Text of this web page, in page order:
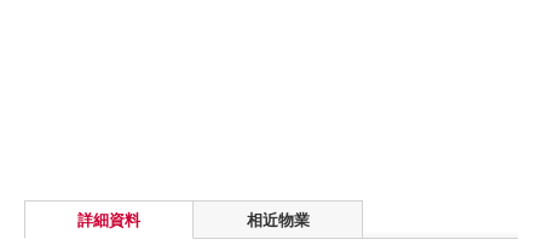
詳細資料 相近物業